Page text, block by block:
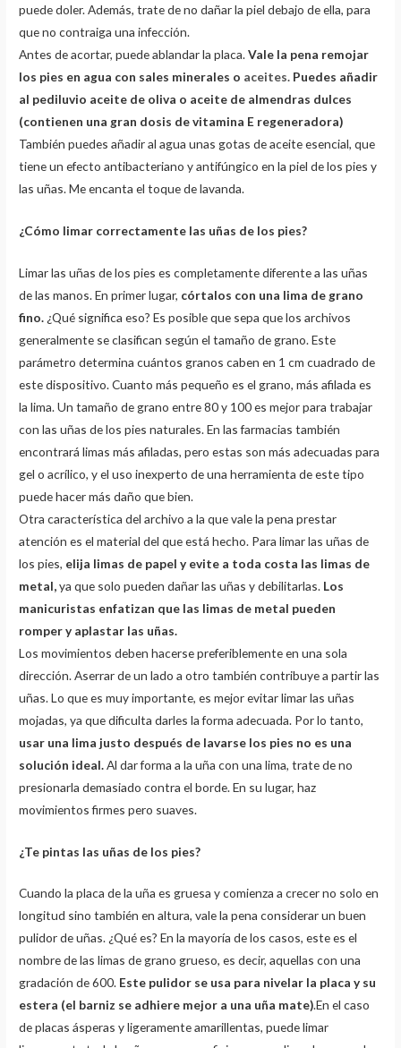
puede doler. Además, trate de no dañar la piel debajo de ella, para
que no contraiga una infección.
Antes de acortar, puede ablandar la placa. Vale la pena remojar
los pies en agua con sales minerales o aceites. Puedes añadir
al pediluvio aceite de oliva o aceite de almendras dulces
(contienen una gran dosis de vitamina E regeneradora)
También puedes añadir al agua unas gotas de aceite esencial, que
tiene un efecto antibacteriano y antifúngico en la piel de los pies y
las uñas. Me encanta el toque de lavanda.
¿Cómo limar correctamente las uñas de los pies?
Limar las uñas de los pies es completamente diferente a las uñas
de las manos. En primer lugar, córtalos con una lima de grano
fino. ¿Qué significa eso? Es posible que sepa que los archivos
generalmente se clasifican según el tamaño de grano. Este
parámetro determina cuántos granos caben en 1 cm cuadrado de
este dispositivo. Cuanto más pequeño es el grano, más afilada es
la lima. Un tamaño de grano entre 80 y 100 es mejor para trabajar
con las uñas de los pies naturales. En las farmacias también
encontrará limas más afiladas, pero estas son más adecuadas para
gel o acrílico, y el uso inexperto de una herramienta de este tipo
puede hacer más daño que bien.
Otra característica del archivo a la que vale la pena prestar
atención es el material del que está hecho. Para limar las uñas de
los pies, elija limas de papel y evite a toda costa las limas de
metal,ya que solo pueden dañar las uñas y debilitarlas. Los
manicuristas enfatizan que las limas de metal pueden
romper y aplastar las uñas.
Los movimientos deben hacerse preferiblemente en una sola
dirección. Aserrar de un lado a otro también contribuye a partir las
uñas. Lo que es muy importante, es mejor evitar limar las uñas
mojadas, ya que dificulta darles la forma adecuada. Por lo tanto,
usar una lima justo después de lavarse los pies no es una
solución ideal.Al dar forma a la uña con una lima, trate de no
presionarla demasiado contra el borde. En su lugar, haz
movimientos firmes pero suaves.
¿Te pintas las uñas de los pies?
Cuando la placa de la uña es gruesa y comienza a crecer no solo en
longitud sino también en altura, vale la pena considerar un buen
pulidor de uñas. ¿Qué es? En la mayoría de los casos, este es el
nombre de las limas de grano grueso, es decir, aquellas con una
gradación de 600. Este pulidor se usa para nivelar la placa y su
estera (el barniz se adhiere mejor a una uña mate).En el caso
de placas ásperas y ligeramente amarillentas, puede limar